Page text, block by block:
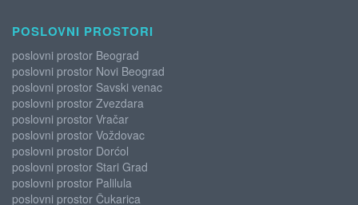
POSLOVNI PROSTORI
poslovni prostor Beograd
poslovni prostor Novi Beograd
poslovni prostor Savski venac
poslovni prostor Zvezdara
poslovni prostor Vračar
poslovni prostor Voždovac
poslovni prostor Dorćol
poslovni prostor Stari Grad
poslovni prostor Palilula
poslovni prostor Čukarica